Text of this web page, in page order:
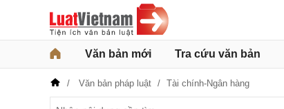
Văn bản mới Tra cứu văn bản
Văn bản pháp luật Tài chính-Ngân hàng